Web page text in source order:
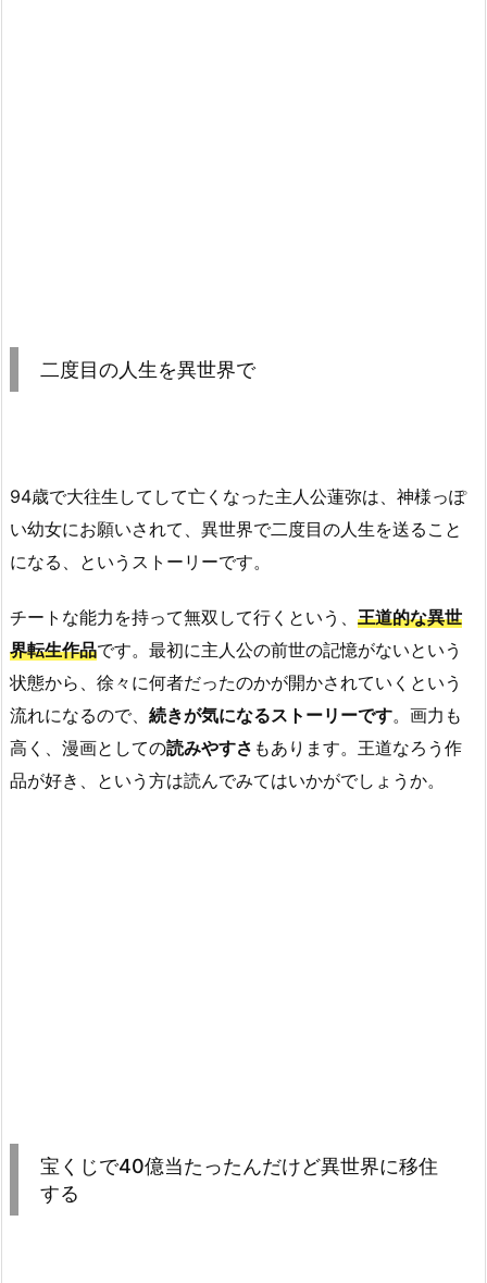
二度目の人生を異世界で
94歳で大往生してして亡くなった主人公蓮弥は、神様っぽ
い幼女にお願いされて、異世界で二度目の人生を送ること
になる、というストーリーです。
チートな能力を持って無双して行くという、 王道的な異世
界転生作品です。最初に主人公の前世の記憶がないという
状態から、徐々に何者だったのかが開かされていくという
流れになるので、 続きが気になるストーリーです。画力も
高く、漫画としての読みやすさ もあります。王道なろう作
品が好き、という方は読んでみてはいかがでしょうか。
宝くじで40億当たったんだけど異世界に移住
する